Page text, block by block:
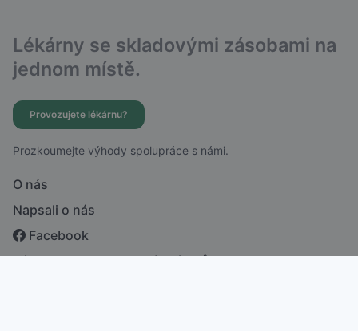
Lékárny se skladovými zásobami na
jednom místě.
Provozujete lékárnu?
Prozkoumejte výhody spolupráce s námi.
O nás
Napsali o nás
Facebook
Zásady ochrany osobních údajů